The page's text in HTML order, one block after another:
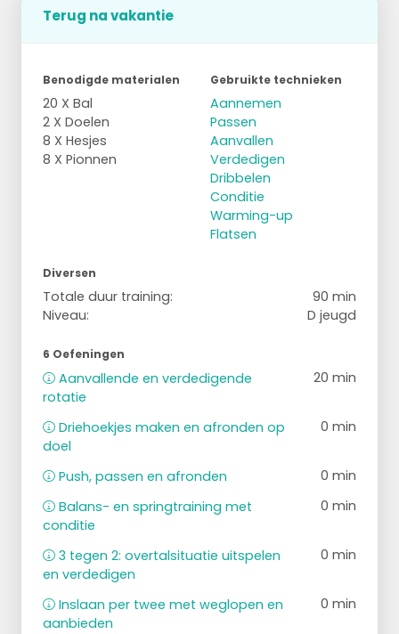
Terug na vakantie
Benodigde materialen
20 X Bal
2 X Doelen
8 X Hesjes
8 X Pionnen
Gebruikte technieken
Aannemen
Passen
Aanvallen
Verdedigen
Dribbelen
Conditie
Warming-up
Flatsen
Diversen
Totale duur training:
90 min
Niveau:
D jeugd
6 Oefeningen
Aanvallende en verdedigende
rotatie
20 min
Driehoekjes maken en afronden op
doel
0 min
Push, passen en afronden
0 min
Balans- en springtraining met
conditie
0 min
3 tegen 2: overtalsituatie uitspelen
en verdedigen
0 min
Inslaan per twee met weglopen en
aanbieden
0 min